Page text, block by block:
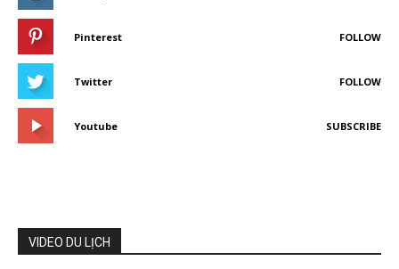
Pinterest FOLLOW
Twitter FOLLOW
Youtube SUBSCRIBE
VIDEO DU LỊCH